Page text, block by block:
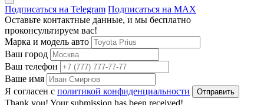
Подписаться на Telegram Подписаться на MAX
Оставьте контактные данные, и мы бесплатно
проконсультируем вас!
Марка и модель авто
Ваш город
Ваш телефон
Ваше имя
Я согласен с политикой конфиденциальности